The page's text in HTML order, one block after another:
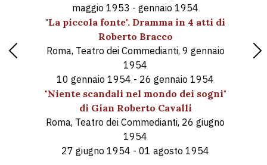
maggio 1953 - gennaio 1954
"La piccola fonte". Dramma in 4 atti di
Roberto Bracco
Roma, Teatro dei Commedianti, 9 gennaio
1954
10 gennaio 1954 - 26 gennaio 1954
"Niente scandali nel mondo dei sogni"
di Gian Roberto Cavalli
Roma, Teatro dei Commedianti, 26 giugno
1954
27 giugno 1954 - 01 agosto 1954
Previous